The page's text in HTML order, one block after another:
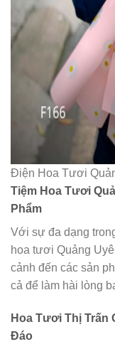
Điện Hoa Tươi
Tiệm Hoa Tươi
Phẩm
Với sự đa dạng
hoa tươi Quảng
cảnh đến các sản
cả để làm hài lòng
Hoa Tươi Thị Trấn
Đáo